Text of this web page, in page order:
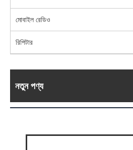
মোবাইল রেডিও
রিপিটার
নতুন পণ্য